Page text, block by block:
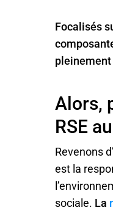
Focalisés
pleinement
Alors,
RSE
Revenons
est la
sociale. La